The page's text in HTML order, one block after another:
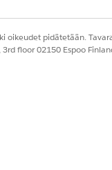
oikeudet pidätetään.
floor 02150 Espoo